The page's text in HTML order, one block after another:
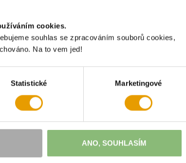
cookies.
souhlas se zpracováním souborů cookies,
Na to vem jed!
Statistické Marketingové
ANO, SOUHLASÍM